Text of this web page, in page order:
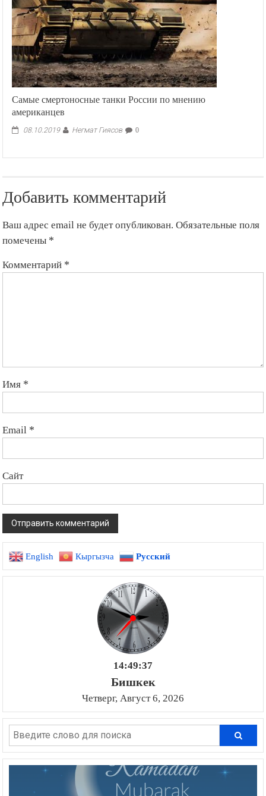
Самые смертоносные танки России по мнению
американцев
08.10.2019 Негмат Гиясов 0
Добавить комментарий
Ваш адрес email не будет опубликован. Обязательные поля
помечены *
Комментарий *
Имя *
Email *
Сайт
English Кыргызча Русский
14:49:38
Бишкек
Четверг, Август 6, 2026